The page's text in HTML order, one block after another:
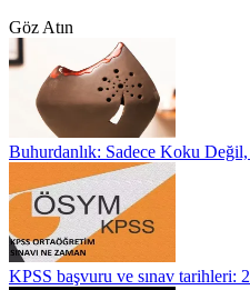
Göz Atın
Buhurdanlık: Sadece Koku
KPSS başvuru ve sınav tarihleri: